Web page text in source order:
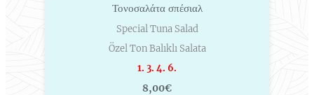
Τονοσαλάτα σπέσιαλ
Special Tuna Salad
Özel Ton Balıklı Salata
1. 3. 4. 6.
8,00€